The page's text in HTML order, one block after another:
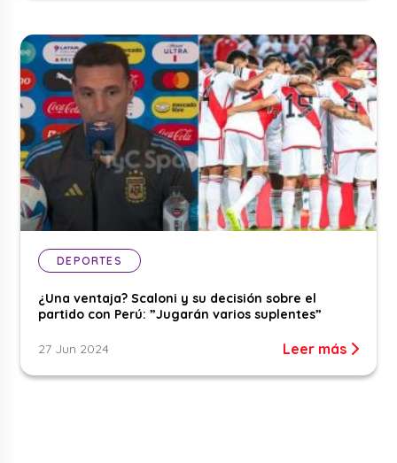
DEPORTES
¿Una ventaja? Scaloni y su decisión sobre el
partido con Perú: ”Jugarán varios suplentes”
27 Jun 2024 Leer más